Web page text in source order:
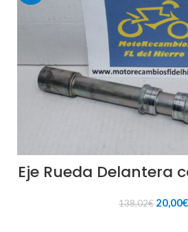
Eje Rueda Delantera
138,02€ El
20,00€